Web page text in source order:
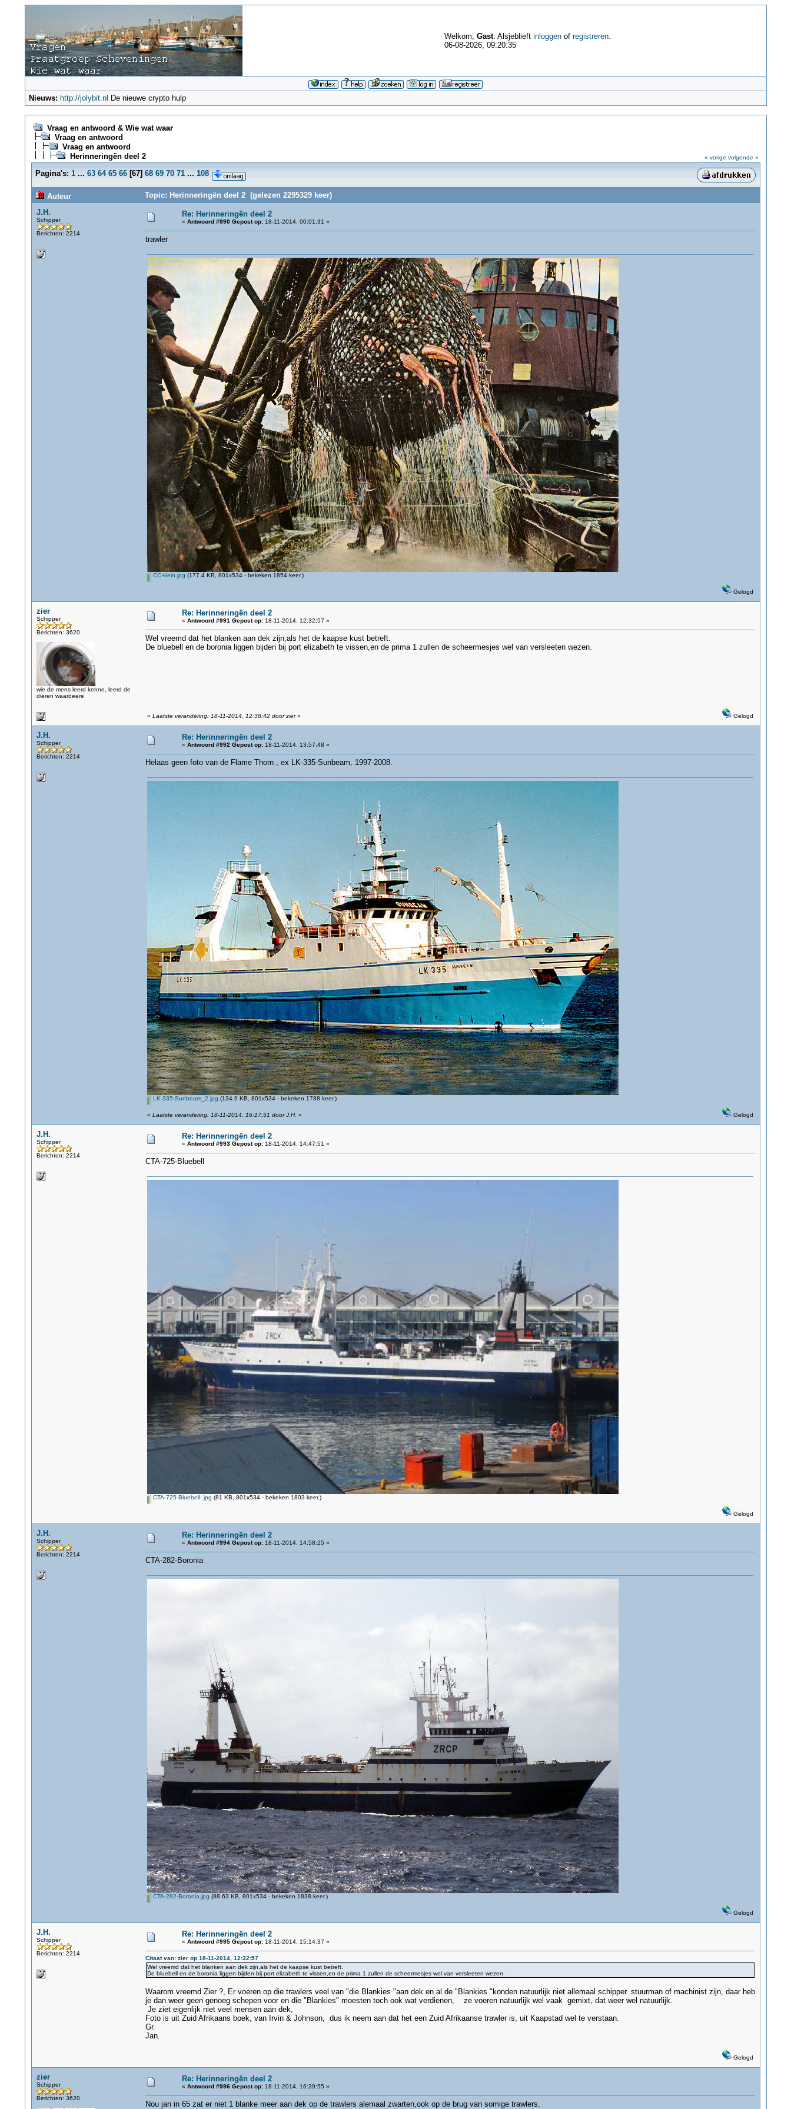
Welkom, Gast. Alsjeblieft inloggenof registreren.
06-08-2026, 09:20:35
Nieuws: http://jolybit.nl De nieuwe crypto hulp
Vraag en antwoord & Wie wat waar
Vraag en antwoord
Vraag en antwoord
Herinneringën deel 2
« vorige volgende »
Pagina's: 1 ... 63 64 65 66[67] 68 69 70 71 ... 108
Auteur
Topic: Herinneringën deel 2 (gelezen 2295329 keer)
J.H.
Schipper
Berichten: 2214
Re: Herinneringën deel 2
« Antwoord #990 Gepost op:18-11-2014, 00:01:31 »
trawler
CC-klein.jpg (177.4 KB, 801x534 - bekeken 1854 keer.)
Gelogd
zier
Schipper
Berichten: 3620
wie de mens leerd kenne, leerd de
dieren waardeere
Re: Herinneringën deel 2
« Antwoord #991 Gepost op:18-11-2014, 12:32:57 »
Wel vreemd dat het blanken aan dek zijn,als het de kaapse kust betreft.
De bluebell en de boronia liggen bijden bij port elizabeth te vissen,en de prima 1 zullen de scheermesjes wel van versleeten wezen.
« Laatste verandering: 18-11-2014, 12:38:42 door zier» Gelogd
J.H.
Schipper
Berichten: 2214
Re: Herinneringën deel 2
« Antwoord #992 Gepost op:18-11-2014, 13:57:48 »
Helaas geen foto van de Flame Thorn , ex LK-335-Sunbeam, 1997-2008.
LK-335-Sunbeam_2.jpg (134.9 KB, 801x534 - bekeken 1788 keer.)
« Laatste verandering: 18-11-2014, 16:17:51 door J.H. » Gelogd
J.H.
Schipper
Berichten: 2214
Re: Herinneringën deel 2
« Antwoord #993 Gepost op:18-11-2014, 14:47:51 »
CTA-725-Bluebell
CTA-725-Bluebell-.jpg (81 KB, 801x534 - bekeken 1803 keer.)
Gelogd
J.H.
Schipper
Berichten: 2214
Re: Herinneringën deel 2
« Antwoord #994 Gepost op:18-11-2014, 14:58:25 »
CTA-282-Boronia
CTA-282-Boronia.jpg (88.63 KB, 801x534 - bekeken 1838 keer.)
Gelogd
J.H.
Schipper
Berichten: 2214
Re: Herinneringën deel 2
« Antwoord #995 Gepost op:18-11-2014, 15:14:37 »
Citaat van: zier op 18-11-2014, 12:32:57
Wel vreemd dat het blanken aan dek zijn,als het de kaapse kust betreft.
De bluebell en de boronia liggen bijden bij port elizabeth te vissen,en de prima 1 zullen de scheermesjes wel van versleeten wezen.
Waarom vreemd Zier ?, Er voeren op die trawlers veel van "die Blankies "aan dek en al de "Blankies "konden natuurlijk niet allemaal schipper. stuurman of machinist zijn, daar heb
je dan weer geen genoeg schepen voor en die "Blankies" moesten toch ook wat verdienen, ze voeren natuurlijk wel vaak gemixt, dat weer wel natuurlijk.
Je ziet eigenlijk niet veel mensen aan dek,
Foto is uit Zuid Afrikaans boek, van Irvin & Johnson, dus ik neem aan dat het een Zuid Afrikaanse trawler is, uit Kaapstad wel te verstaan.
Gr.
Jan.
Gelogd
zier
Schipper
Berichten: 3620
Re: Herinneringën deel 2
« Antwoord #996 Gepost op:18-11-2014, 16:39:55 »
Nou jan in 65 zat er niet 1 blanke meer aan dek op de trawlers alemaal zwarten,ook op de brug van somige trawlers.